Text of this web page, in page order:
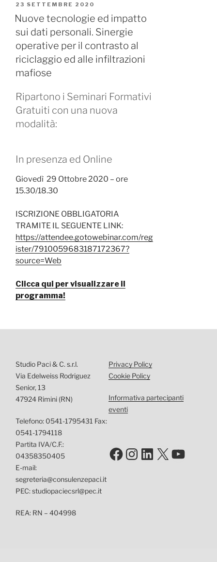
PUBBLICATO
IL
23 SETTEMBRE 2020
Nuove tecnologie ed impatto
sui dati personali. Sinergie
operative per il contrasto al
riciclaggio ed alle infiltrazioni
mafiose
Ripartono i Seminari Formativi
Gratuiti con una nuova
modalità:
In presenza ed Online
Giovedì 29 Ottobre 2020 – ore
15.30/18.30
ISCRIZIONE OBBLIGATORIA
TRAMITE IL SEGUENTE LINK:
https://attendee.gotowebinar.com/reg
ister/7910059683187172367?
source=Web
Clicca qui per visualizzare il
programma!
Studio Paci & C. s.r.l.
Via Edelweiss Rodriguez
Senior, 13
47924 Rimini (RN)
Telefono: 0541-1795431 Fax:
0541-1794118
Partita IVA/C.F.:
04358350405
E-mail:
segreteria@consulenzepaci.it
PEC: studiopaciecsrl@pec.it
REA: RN – 404998
Privacy Policy
Cookie Policy
Informativa partecipanti
eventi
Facebook
Instagram
LinkedIn
X